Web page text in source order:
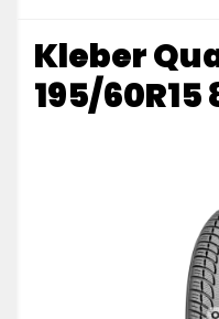
Kleber
195/60R15